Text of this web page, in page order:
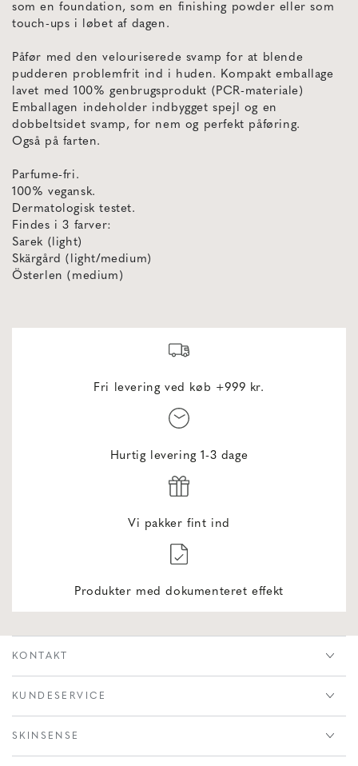
som en foundation, som en finishing powder eller som
touch-ups i løbet af dagen.
Påfør med den velouriserede svamp for at blende
pudderen problemfrit ind i huden. Kompakt emballage
lavet med 100% genbrugsprodukt (PCR-materiale)
Emballagen indeholder indbygget spejl og en
dobbeltsidet svamp, for nem og perfekt påføring.
Også på farten.
Parfume-fri.
100% vegansk.
Dermatologisk testet.
Findes i 3 farver:
Sarek (light)
Skärgård (light/medium)
Österlen (medium)
Fri levering ved køb +999 kr.
Hurtig levering 1-3 dage
Vi pakker fint ind
Produkter med dokumenteret effekt
KONTAKT
KUNDESERVICE
SKINSENSE